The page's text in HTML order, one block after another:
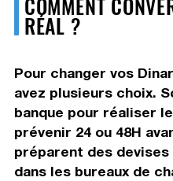
RÉAL ?
Pour changer vos
avez plusieurs choix.
banque pour réaliser
prévenir 24 ou 48H
préparent des devises
dans les bureaux de